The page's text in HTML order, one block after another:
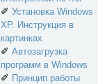
✐ Установка Windows
XP. Инструкция в
картинках
✐ Автозагрузка
программ в Windows
✐ Принцип работы